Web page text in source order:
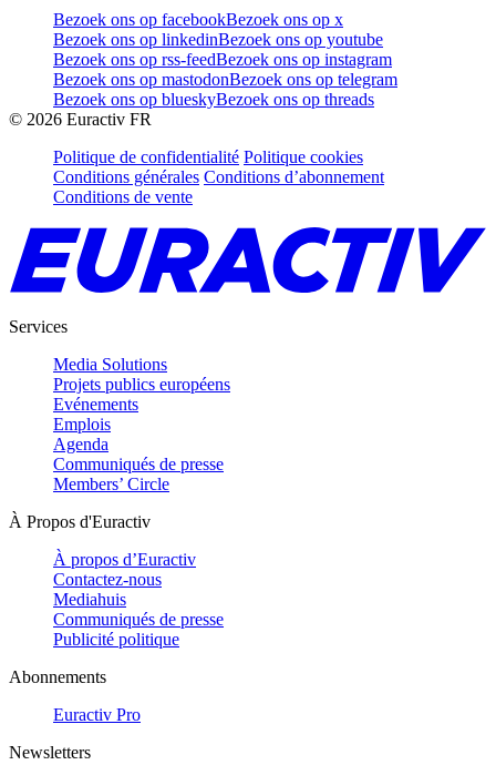
Bezoek ons op facebookBezoek ons op x
Bezoek ons op linkedinBezoek ons op youtube
Bezoek ons op rss-feedBezoek ons op instagram
Bezoek ons op mastodonBezoek ons op telegram
Bezoek ons op blueskyBezoek ons op threads
© 2026 Euractiv FR
Politique de confidentialité Politique cookies
Conditions générales Conditions d’abonnement
Conditions de vente
Services
Media Solutions
Projets publics européens
Evénements
Emplois
Agenda
Communiqués de presse
Members’ Circle
À Propos d'Euractiv
À propos d’Euractiv
Contactez-nous
Mediahuis
Communiqués de presse
Publicité politique
Abonnements
Euractiv Pro
Newsletters